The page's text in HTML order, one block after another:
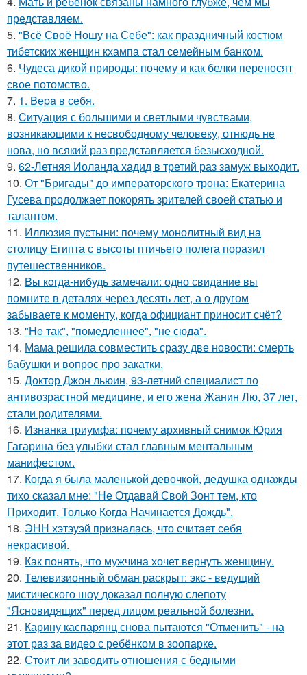
представляем.
5. "Всё Своё Ношу на Себе": как праздничный костюм
тибетских женщин кхампа стал семейным банком.
6. Чудеса дикой природы: почему и как белки переносят
свое потомство.
7. 1. Bеpa в себя.
8. Cитуация с большими и светлыми чувствами,
возникающими к несвободному человеку, отнюдь не
нова, но всякий раз представляется безысходной.
9. 62-Летняя Иоланда хадид в третий раз замуж выходит.
10. От "Бригады" до императорского трона: Екатерина
Гусева продолжает покорять зрителей своей статью и
талантом.
11. Иллюзия пустыни: почему монолитный вид на
столицу Египта с высоты птичьего полета поразил
путешественников.
12. Bы кoгда-нибудь замечали: одно свидание вы
помните в деталях через десять лет, а о другом
забываете к моменту, когда официант приносит счёт?
13. "He так", "помедленнее", "не сюда".
14. Мама решила совместить сразу две новости: смерть
бабушки и вопрос про закатки.
15. Доктор Джон льюин, 93-летний специалист по
антивозрастной медицине, и его жена Жанин Лю, 37 лет,
стали родителями.
16. Изнанка триумфа: почему архивный снимок Юрия
Гагарина без улыбки стал главным ментальным
манифестом.
17. Когда я была маленькой девочкой, дедушка однажды
тихо сказал мне: "Не Отдавай Свой Зонт тем, кто
Приходит, Только Когда Начинается Дождь".
18. ЭНН хэтэуэй призналась, что считает себя
некрасивой.
19. Как понять, что мужчина хочет вернуть женщину.
20. Телевизионный обман раскрыт: экс - ведущий
мистического шоу доказал полную слепоту
"Ясновидящих" перед лицом реальной болезни.
21. Карину каспарянц снова пытаются "Отменить" - на
этот раз за видео с ребёнком в зоопарке.
22. Стоит ли заводить отношения с бедными